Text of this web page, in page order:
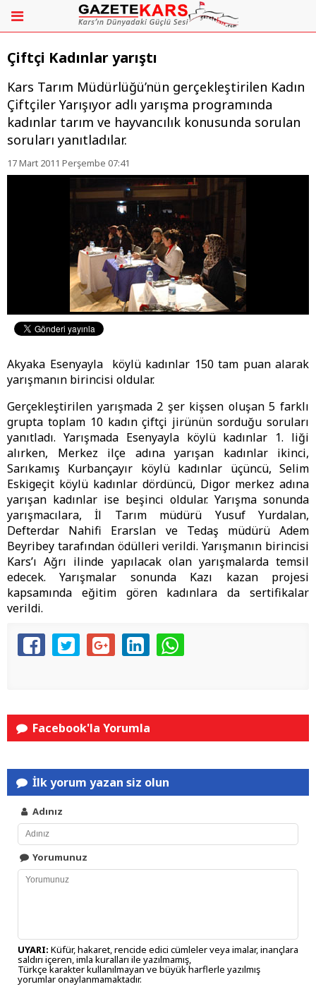
Çiftçi Kadınlar yarıştı
Kars Tarım Müdürlüğü’nün gerçekleştirilen Kadın
Çiftçiler Yarışıyor adlı yarışma programında
kadınlar tarım ve hayvancılık konusunda sorulan
soruları yanıtladılar.
17 Mart 2011 Perşembe 07:41
Akyaka Esenyayla köylü kadınlar 150 tam puan alarak
yarışmanın birincisi oldular.
Gerçekleştirilen yarışmada 2 şer kişsen oluşan 5 farklı
grupta toplam 10 kadın çiftçi jirünün sorduğu soruları
yanıtladı. Yarışmada Esenyayla köylü kadınlar 1. liği
alırken, Merkez ilçe adına yarışan kadınlar ikinci,
Sarıkamış Kurbançayır köylü kadınlar üçüncü, Selim
Eskigeçit köylü kadınlar dördüncü, Digor merkez adına
yarışan kadınlar ise beşinci oldular. Yarışma sonunda
yarışmacılara, İl Tarım müdürü Yusuf Yurdalan,
Defterdar Nahifi Erarslan ve Tedaş müdürü Adem
Beyribey tarafından ödülleri verildi. Yarışmanın birincisi
Kars’ı Ağrı ilinde yapılacak olan yarışmalarda temsil
edecek. Yarışmalar sonunda Kazı kazan projesi
kapsamında eğitim gören kadınlara da sertifikalar
verildi.
Facebook'la Yorumla
İlk yorum yazan siz olun
Adınız
Yorumunuz
UYARI: Küfür, hakaret, rencide edici cümleler veya imalar, inançlara
saldırı içeren, imla kuralları ile yazılmamış,
Türkçe karakter kullanılmayan ve büyük harflerle yazılmış
yorumlar onaylanmamaktadır.